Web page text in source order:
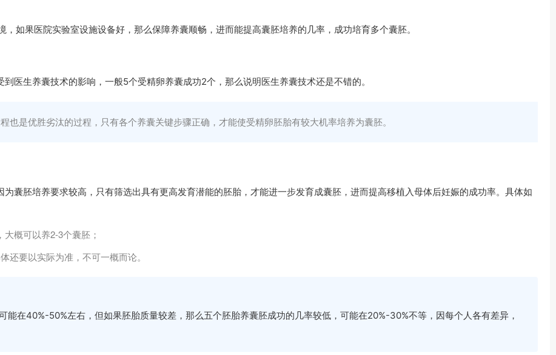
如果医院实验室设施设备好，那么保障养囊顺畅，进而能提高囊胚培养的几率，成功培育多个囊胚。
医生养囊技术的影响，一般5个受精卵养囊成功2个，那么说明医生养囊技术还是不错的。
是优胜劣汰的过程，只有各个养囊关键步骤正确，才能使受精卵胚胎有较大机率培养为囊胚。
囊胚培养要求较高，只有筛选出具有更高发育潜能的胚胎，才能进一步发育成囊胚，进而提高移植入母体后妊娠的成功率。具体如
概可以养2-3个囊胚；
还要以实际为准，不可一概而论。
能在40%-50%左右，但如果胚胎质量较差，那么五个胚胎养囊胚成功的几率较低，可能在20%-30%不等，因每个人各有差异，